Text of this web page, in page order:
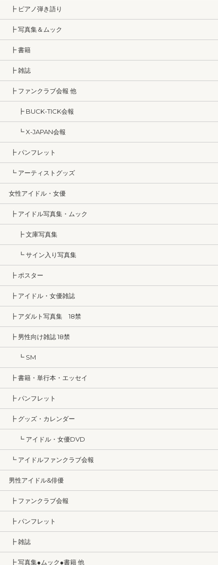
┣ ピアノ弾き語り
┣ 写真集＆ムック
┣ 書籍
┣ 雑誌
┣ ファンクラブ会報 他
┣ BUCK-TICK会報
┗ X-JAPAN会報
┣ パンフレット
┗ アーティストグッズ
女性アイドル・女優
┣ アイドル写真集・ムック
┣ 文庫写真集
┗ サイン入り写真集
┣ ポスター
┣ アイドル・女優雑誌
┣ アダルト写真集 18禁
┣ 男性向け雑誌 18禁
┗ SM
┣ 書籍・単行本・エッセイ
┣ パンフレット
┣ グッズ・カレンダー
┗ アイドル・女優DVD
┗ アイドルファンクラブ会報
男性アイドル&俳優
┣ ファンクラブ会報
┣ パンフレット
┣ 雑誌
┣ 写真集●ムック●書籍 他